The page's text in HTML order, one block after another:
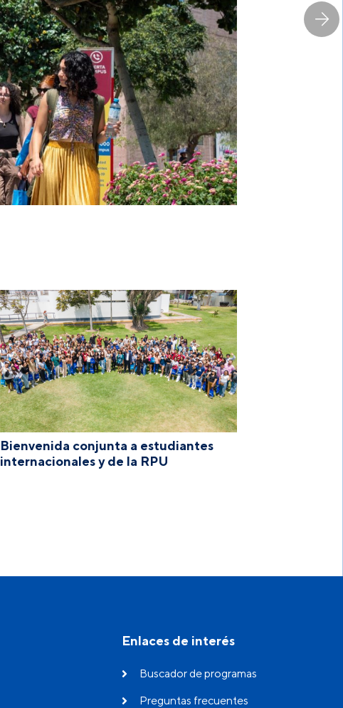
Bienvenida conjunta a estudiantes
internacionales y de la RPU
Enlaces de interés
Buscador de programas
Preguntas frecuentes